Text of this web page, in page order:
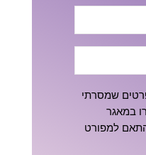
שמסרתי
במאגר
למפורט